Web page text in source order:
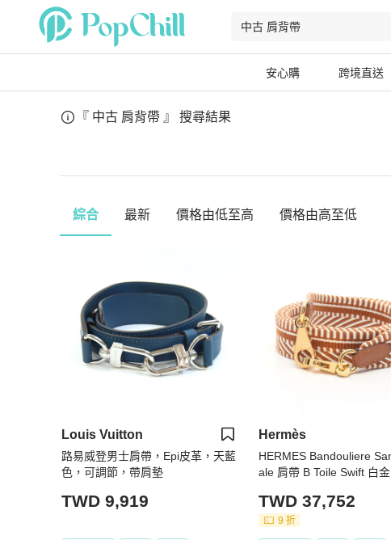
安心購 跨境直送
『 中古 肩背帶 』 搜尋結果
綜合 最新 價格由低至高 價格由高至低
Louis Vuitton
路易威登男士肩帶，Epi皮革，天藍
色，可調節，帶肩墊
TWD 9,919
Hermès
HERMES Bandouliere
ale 肩帶 B Toile Swift 白
TWD 37,752
9 折